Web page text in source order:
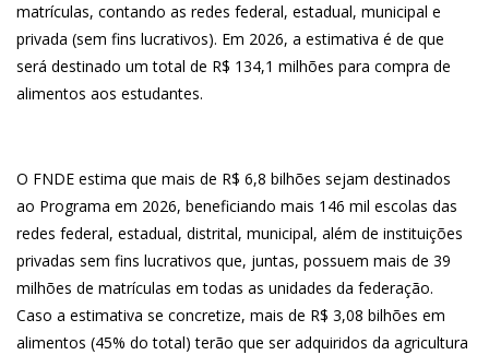
matrículas, contando as redes federal, estadual, municipal e
privada (sem fins lucrativos). Em 2026, a estimativa é de que
será destinado um total de R$ 134,1 milhões para compra de
alimentos aos estudantes.
O FNDE estima que mais de R$ 6,8 bilhões sejam destinados
ao Programa em 2026, beneficiando mais 146 mil escolas das
redes federal, estadual, distrital, municipal, além de instituições
privadas sem fins lucrativos que, juntas, possuem mais de 39
milhões de matrículas em todas as unidades da federação.
Caso a estimativa se concretize, mais de R$ 3,08 bilhões em
alimentos (45% do total) terão que ser adquiridos da agricultura